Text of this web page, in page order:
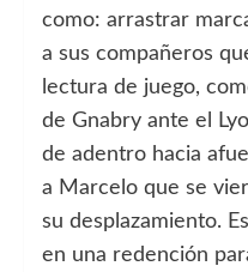
como: arrastrar
a sus compañeros
lectura de juego,
de Gnabry ante el
de adentro hacia
a Marcelo que se
su desplazamiento.
en una redención